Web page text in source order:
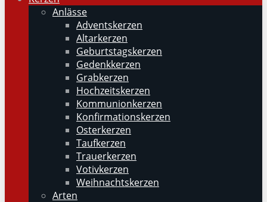
Anlässe
Adventskerzen
Altarkerzen
Geburtstagskerzen
Gedenkkerzen
Grabkerzen
Hochzeitskerzen
Kommunionkerzen
Konfirmationskerzen
Osterkerzen
Taufkerzen
Trauerkerzen
Votivkerzen
Weihnachtskerzen
Arten